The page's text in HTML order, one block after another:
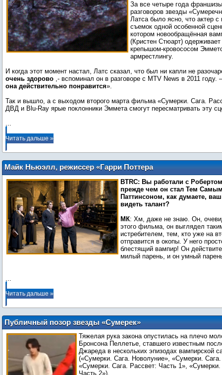
За все четыре года
разговоров звезды
Латса было ясно, что актер с
съемок одной особенной
котором новообращённая
(Кристен Стюарт)
крепышом-кровососом
армрестлингу.
И когда этот момент настал, Латс сказал, что был ни капли не
очень здорово ,- вспоминал он в разговоре с MTV News в 2011 году.
она действительно понравится».
Так и вышло, а с выходом второго марта фильма «Сумерки. Сага.
...
Читать дальше »
Майк Ньюэлл, режиссер «Гарри Поттера
и кубка огня», говорит о Роберте
BTRC: Вы работали с
прежде чем он стал Тем
Паттинсоном, как думаете,
видеть талант?
МК: Хм, даже не знаю. Он,
этого фильма, он выглядел
истребителем, тем, кто уже на
отправится в окопы. У него
блестящий вампир! Он
милый парень, и он умный
...
Читать дальше »
Публичный позор звезды «Сумерек»
Тяжелая рука закона опустилась на плечо
Бронсона Пеллетье, ставшего известным
Джареда в нескольких эпизодах вампирской
(«Сумерки. Сага. Новолуние», «Сумерки.
«Сумерки. Сага. Рассвет: Часть 1»,
Часть 2»).